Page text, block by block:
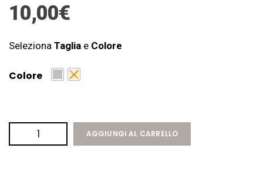
10,00€
Seleziona Taglia e Colore
Colore
AGGIUNGI AL CARRELLO